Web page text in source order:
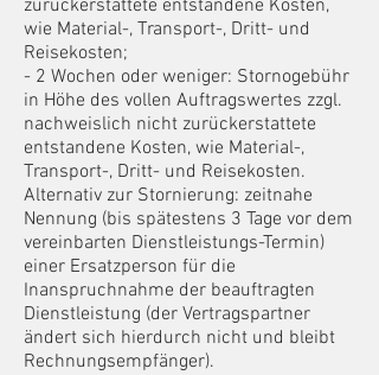
zurückerstattete entstandene Kosten,
wie Material-, Transport-, Dritt- und
Reisekosten;
- 2 Wochen oder weniger: Stornogebühr
in Höhe des vollen Auftragswertes zzgl.
nachweislich nicht zurückerstattete
entstandene Kosten, wie Material-,
Transport-, Dritt- und Reisekosten.
Alternativ zur Stornierung: zeitnahe
Nennung (bis spätestens 3 Tage vor dem
vereinbarten Dienstleistungs-Termin)
einer Ersatzperson für die
Inanspruchnahme der beauftragten
Dienstleistung (der Vertragspartner
ändert sich hierdurch nicht und bleibt
Rechnungsempfänger).